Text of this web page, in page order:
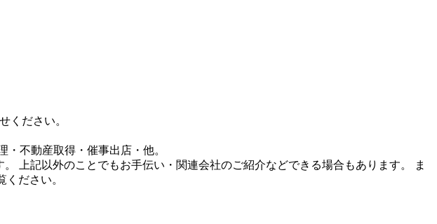
ください。
不動産取得・催事出店・他。
上記以外のことでもお手伝い・関連会社のご紹介などできる場合もあります。 ま
ください。